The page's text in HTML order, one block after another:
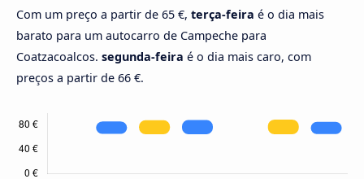
Com um preço a partir de 65 €, terça-feira é o dia mais
barato para um autocarro de Campeche para
Coatzacoalcos. segunda-feira é o dia mais caro, com
preços a partir de 66 €.